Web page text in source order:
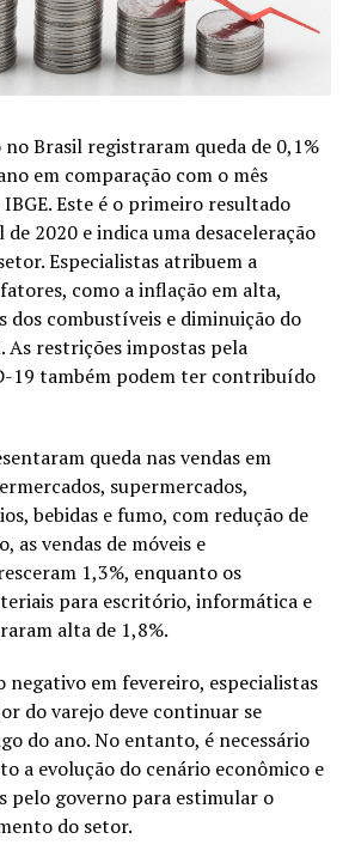
no Brasil registraram queda de 0,1%
em comparação com o mês
Este é o primeiro resultado
2020 e indica uma desaceleração
Especialistas atribuem a
como a inflação em alta,
dos combustíveis e diminuição do
As restrições impostas pela
19 também podem ter contribuído
queda nas vendas em
supermercados,
bebidas e fumo, com redução de
as vendas de móveis e
1,3%, enquanto os
para escritório, informática e
alta de 1,8%.
negativo em fevereiro, especialistas
do varejo deve continuar se
do ano. No entanto, é necessário
a evolução do cenário econômico e
pelo governo para estimular o
do setor.